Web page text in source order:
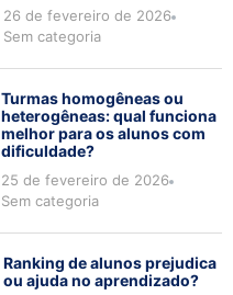
26 de fevereiro de 2026
Sem categoria
Turmas homogêneas ou
heterogêneas: qual funciona
melhor para os alunos com
dificuldade?
25 de fevereiro de 2026
Sem categoria
Ranking de alunos prejudica
ou ajuda no aprendizado?